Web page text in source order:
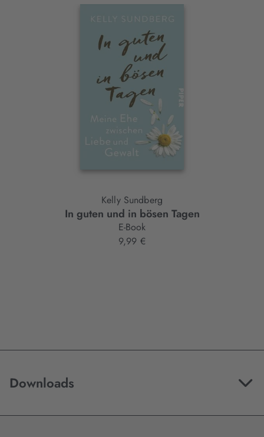
Kelly Sundberg
In guten und in bösen Tagen
E-Book
9,99 €
Downloads